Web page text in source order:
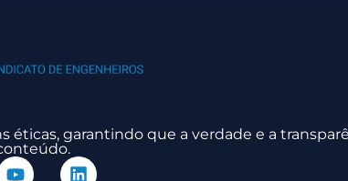
garantindo que a verdade e a